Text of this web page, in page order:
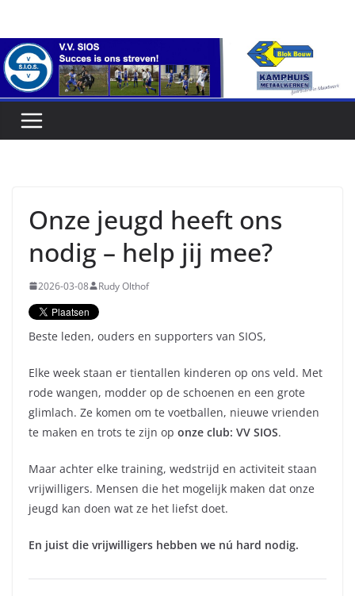
de
inhoud
Onze jeugd heeft ons
nodig – help jij mee?
2026-03-08 Rudy Olthof
Beste leden, ouders en supporters van SIOS,
Elke week staan er tientallen kinderen op ons veld. Met
rode wangen, modder op de schoenen en een grote
glimlach. Ze komen om te voetballen, nieuwe vrienden
te maken en trots te zijn op onze club: VV SIOS.
Maar achter elke training, wedstrijd en activiteit staan
vrijwilligers. Mensen die het mogelijk maken dat onze
jeugd kan doen wat ze het liefst doet.
En juist die vrijwilligers hebben we nú hard nodig.